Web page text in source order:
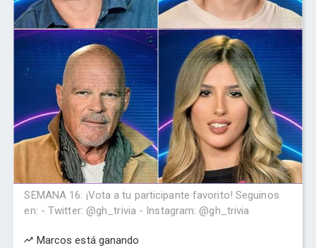
SEMANA 16: ¡Vota a tu participante favorito! Seguinos
en: - Twitter: @gh_trivia - Instagram: @gh_trivia
Marcos está ganando